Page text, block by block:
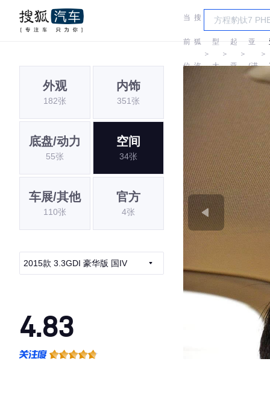
当
前
位
搜
狐
汽
＞
车
型
大
＞
起
亚
＞
起
亚
(进
＞
外观
182张
内饰
351张
底盘/动力
55张
空间
34张
车展/其他
110张
官方
4张
2015款 3.3GDI 豪华版 国IV
4.83